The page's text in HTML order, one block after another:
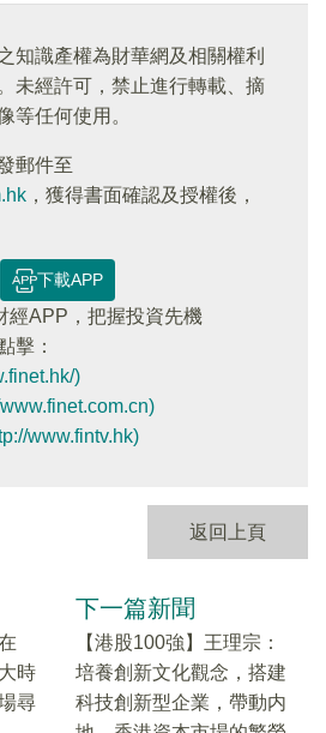
知識產權為財華網及相關權利
未經許可，禁止進行轉載、摘
等任何使用。
郵件至
，獲得書面確認及授權後，
下載APP
經APP，把握投資先機
擊：
)
www.fintv.hk)
返回上頁
時
尋
下一篇新聞
【港股100強】王理宗：
培養創新文化觀念，搭建
科技創新型企業，帶動内